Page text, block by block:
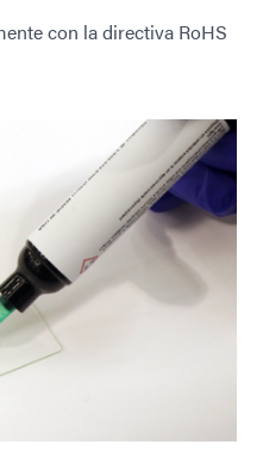
con la directiva RoHS